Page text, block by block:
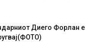
Диего Форлан е